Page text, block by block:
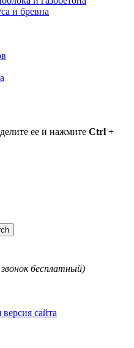
и бревна
ее и нажмите Ctrl +
бесплатный)
сайта